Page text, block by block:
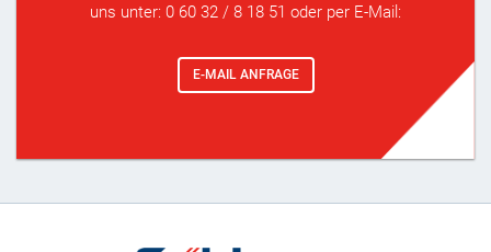
uns unter: 0 60 32 / 8 18 51 oder per E-Mail:
E-MAIL ANFRAGE